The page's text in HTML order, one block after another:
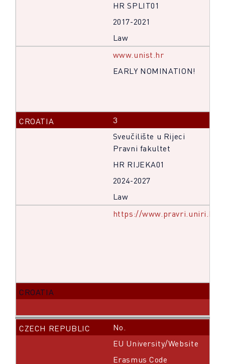
HR SPLIT01
2017-2021
Law
www.unist.hr
EARLY NOMINATION!
3
Sveučilište u Rijeci
Pravni fakultet
HR RIJEKA01
2024-2027
Law
https://www.pravri.uniri.hr/
No.
EU University/Website
Erasmus Code